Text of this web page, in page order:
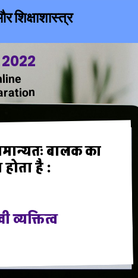
बालक का
होता है :
व्यक्तित्व
शिक्षाशास्त्र